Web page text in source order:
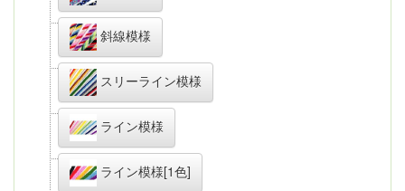
斜線模様
スリーライン模様
ライン模様
ライン模様[1色]